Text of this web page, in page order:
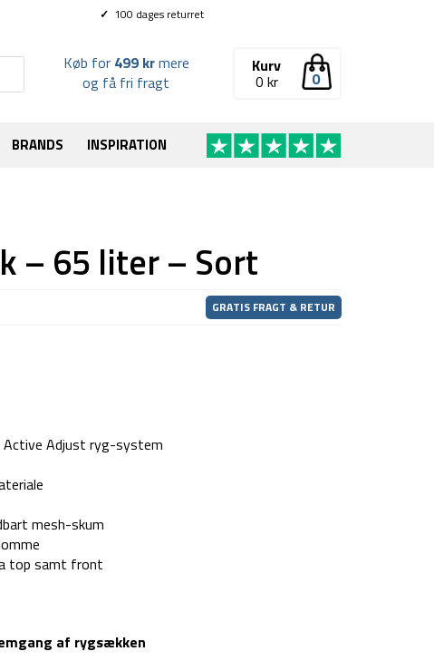
✓ 100 dages returret
0
Kurv
0 kr
Køb for 499 krmere
og få fri fragt
BRANDS INSPIRATION
– 65 liter – Sort
GRATIS FRAGT & RETUR
Adjust ryg-system
mesh-skum
top samt front
af rygsækken